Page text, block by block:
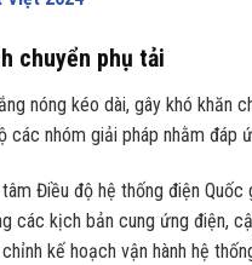
chuyển phụ tải
nóng kéo dài, gây khó khăn
nhóm giải pháp nhằm đáp
Điều độ hệ thống điện
các kịch bản cung ứng điện,
kế hoạch vận hành hệ